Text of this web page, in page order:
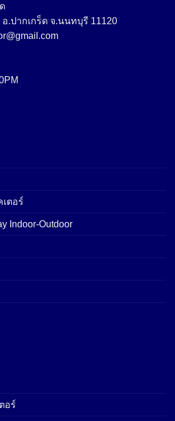
.ปากเกร็ด จ.นนทบุรี 11120
ตอร์
Indoor-Outdoor
อร์